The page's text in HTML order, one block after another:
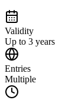
Validity
Up to 3 years
Entries
Multiple